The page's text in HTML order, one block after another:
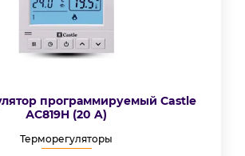
программируемый Castle
АС819H (20 A)
Терморегуляторы